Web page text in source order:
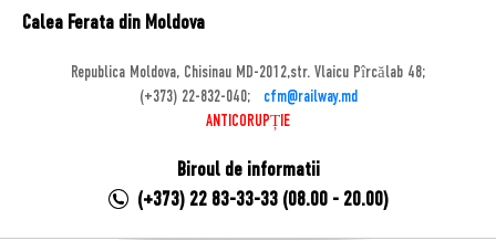
Calea Ferata din Moldova
Republica Moldova, Chisinau MD-2012,str. Vlaicu Pîrcălab 48;
(+373) 22-832-040;
cfm@railway.md
ANTICORUPȚIE
Biroul de informatii
(+373) 22 83-33-33 (08.00 - 20.00)